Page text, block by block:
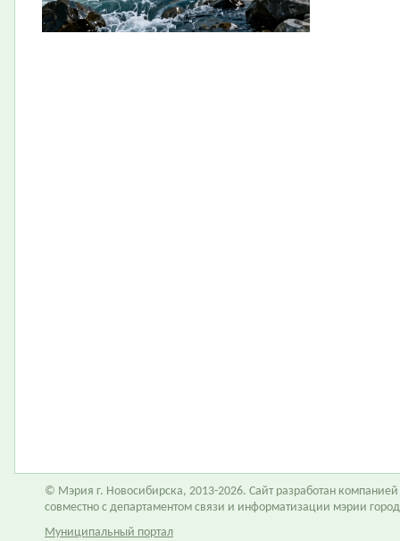
© Мэрия г. Новосибирска, 2013-2026. Сайт разработан компанией
совместно с департаментом связи и информатизации мэрии
Муниципальный портал